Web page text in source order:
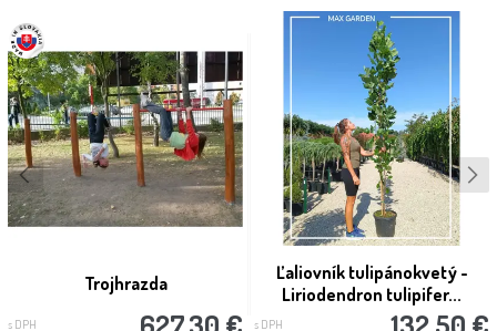
Trojhrazda
s DPH
Ľaliovník tulipánokvetý -
Liriodendron tulipifer...
s DPH